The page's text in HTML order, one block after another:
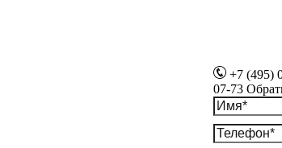
+7 (495)
07-73